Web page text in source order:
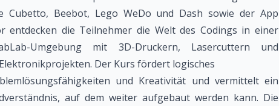
Cubetto, Beebot, Lego WeDo und Dash sowie der App
entdecken die Teilnehmer die Welt des Codings in einer
Umgebung mit 3D-Druckern, Lasercuttern und
Der Kurs fördert logisches
und Kreativität und vermittelt ein
auf dem weiter aufgebaut werden kann. Die